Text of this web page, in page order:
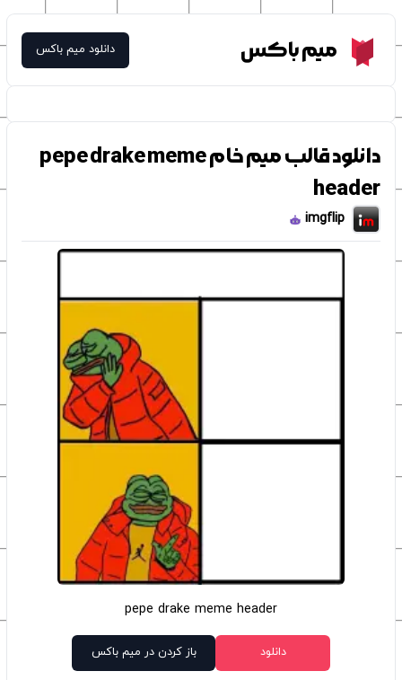
Meme Boxمیم باکس دانلود میم باکس
دانلود قالب میم خام pepe drake meme
header
imgflip
pepe drake meme header
دانلود باز کردن در میم باکس